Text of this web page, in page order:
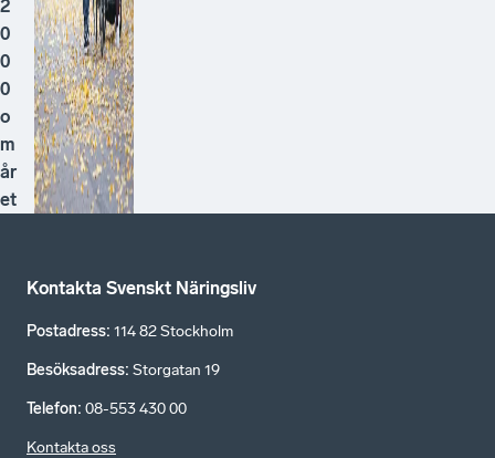
2
0
0
0
o
m
år
et
Kontakta Svenskt Näringsliv
Postadress: 114 82 Stockholm
Besöksadress: Storgatan 19
Telefon: 08-553 430 00
Kontakta oss